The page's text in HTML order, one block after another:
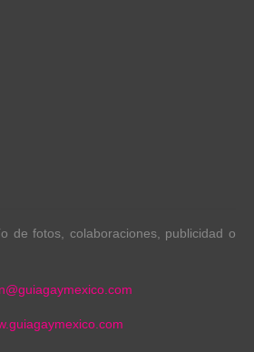
de fotos, colaboraciones, publicidad o